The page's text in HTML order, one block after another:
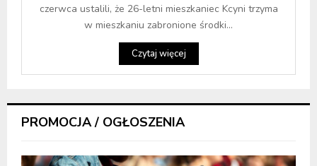
czerwca ustalili, że 26-letni mieszkaniec Kcyni trzyma
w mieszkaniu zabronione środki...
Czytaj więcej
PROMOCJA / OGŁOSZENIA